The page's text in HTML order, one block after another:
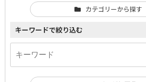
カテゴリーから探す
キーワードで絞り込む